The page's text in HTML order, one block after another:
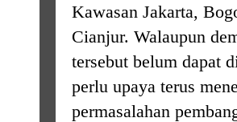
Kawasan Jakarta,
Cianjur. Walaupun
tersebut belum dapat
perlu upaya terus
permasalahan